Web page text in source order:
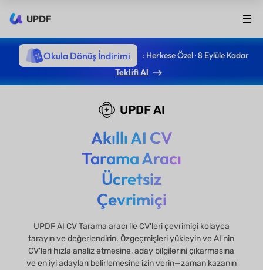
UPDF
Okula Dönüş İndirimi
: Herkese Özel · 8 Eylüle Kadar
Teklifi Al
UPDF AI
Akıllı AI CV
Tarama Aracı
Ücretsiz
Çevrimiçi
UPDF AI CV Tarama aracı ile CV'leri çevrimiçi kolayca
tarayın ve değerlendirin. Özgeçmişleri yükleyin ve AI'nin
CV'leri hızla analiz etmesine, aday bilgilerini çıkarmasına
ve en iyi adayları belirlemesine izin verin—zaman kazanın